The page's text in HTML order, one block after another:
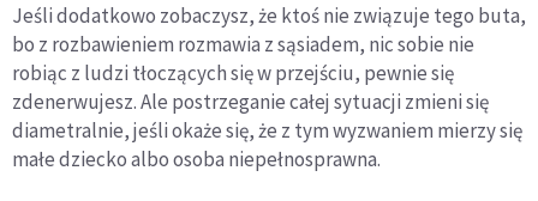
Jeśli dodatkowo zobaczysz, że ktoś nie związuje tego buta,
bo z rozbawieniem rozmawia z sąsiadem, nic sobie nie
robiąc z ludzi tłoczących się w przejściu, pewnie się
zdenerwujesz. Ale postrzeganie całej sytuacji zmieni się
diametralnie, jeśli okaże się, że z tym wyzwaniem mierzy się
małe dziecko albo osoba niepełnosprawna.